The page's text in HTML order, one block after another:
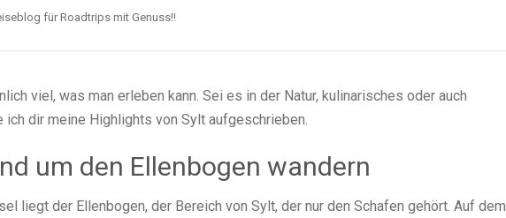
für Roadtrips mit Genuss!!
viel, was man erleben kann. Sei es in der Natur, kulinarisches oder auch
ich dir meine Highlights von Sylt aufgeschrieben.
um den Ellenbogen wandern
liegt der Ellenbogen, der Bereich von Sylt, der nur den Schafen gehört. Auf dem